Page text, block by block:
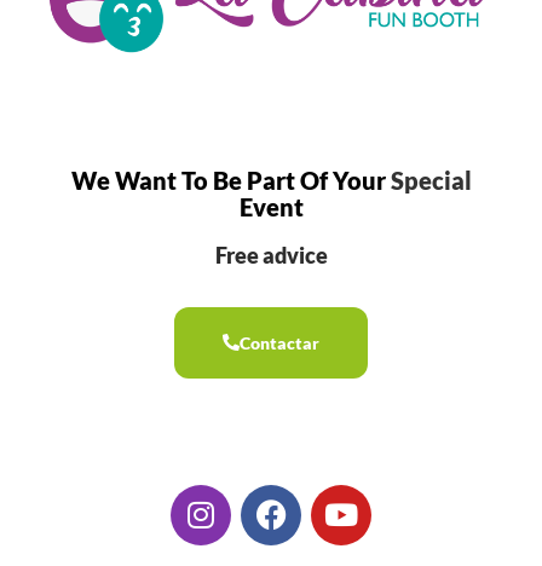
We Want To Be Part Of YourSpecial
Event
Free advice
Contactar